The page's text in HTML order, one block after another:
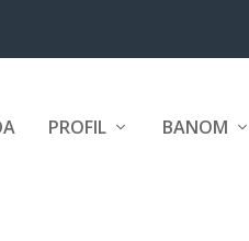
PROFIL BANOM